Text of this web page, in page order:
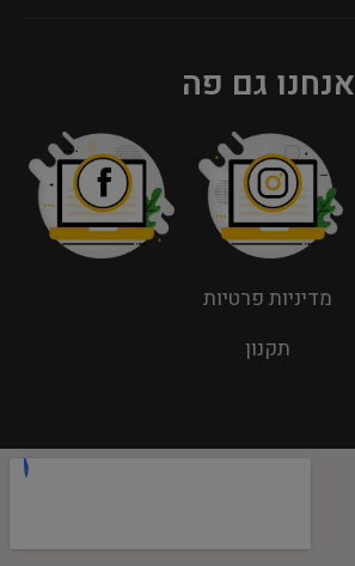
אנחנו גם פה
מדיניות פרטיות
תקנון